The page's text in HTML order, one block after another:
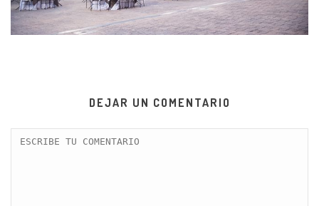
DEJAR UN COMENTARIO